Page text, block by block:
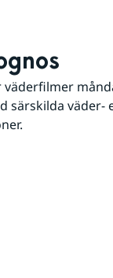
särskilda väder-